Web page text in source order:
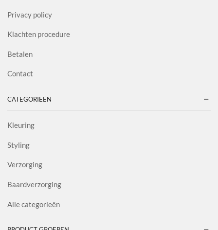
Privacy policy
Klachten procedure
Betalen
Contact
CATEGORIEËN
Kleuring
Styling
Verzorging
Baardverzorging
Alle categorieën